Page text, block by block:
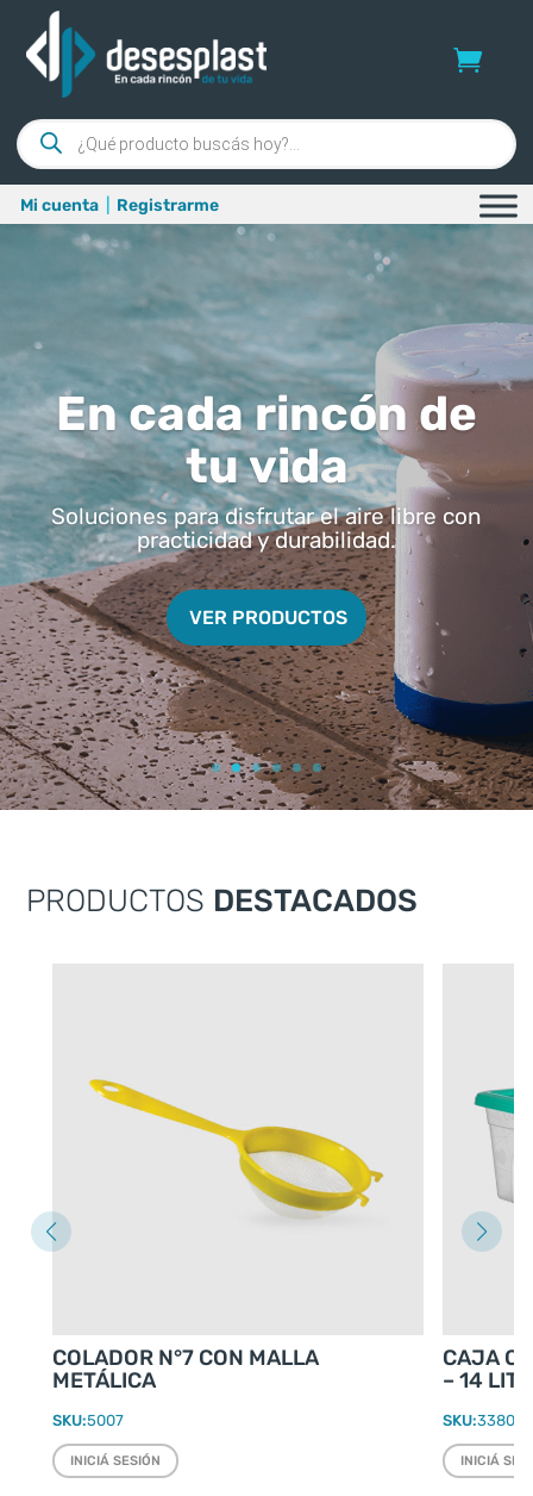
Búsqueda
de
productos
Mi cuenta Registrarme
En cada rincón de
tu vida
Soluciones para disfrutar el aire libre con
practicidad y durabilidad.
VER PRODUCTOS
PRODUCTOS DESTACADOS
COLADOR N°7 CON MALLA
METÁLICA
SKU:5007
INICIÁ SESIÓN
CAJA
– 14
SKU:3380
INICIÁ